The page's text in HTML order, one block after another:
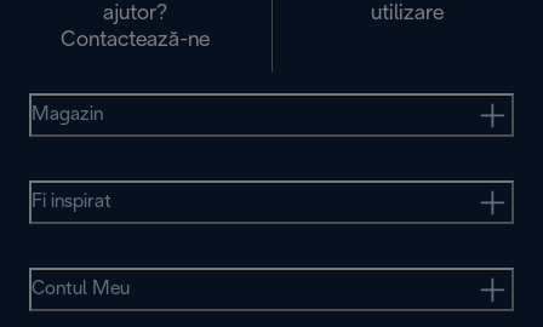
ajutor?
Contactează-ne
utilizare
Magazin
Fi inspirat
Contul Meu